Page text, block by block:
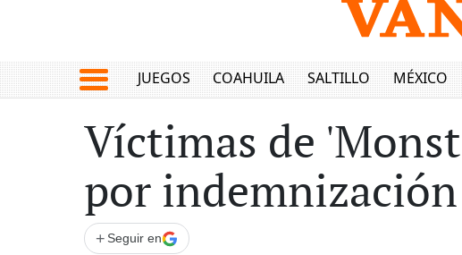
JUEGOS COAHUILA SALTILLO MÉXICO
Víctimas de
por indemnización
+ Seguir en